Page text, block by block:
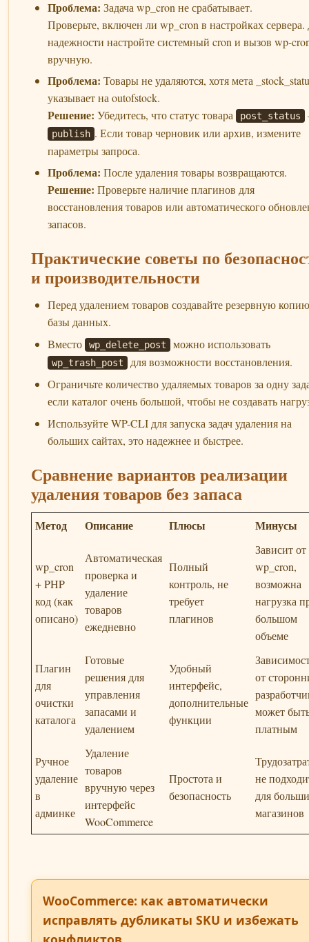
Проблема: Задача wp_cron не срабатывает.
Проверьте, включен ли wp_cron в настройках сервера.
надежности настройте системный cron и вызов wp-
вручную.
Проблема: Товары не удаляются, хотя мета
указывает на outofstock.
Решение: Убедитесь, что статус товара post_status
publish . Если товар черновик или архив, измените
параметры запроса.
Проблема: После удаления товары возвращаются.
Решение: Проверьте наличие плагинов для
восстановления товаров или автоматического
запасов.
Практические советы по
и производительности
Перед удалением товаров создавайте резервную копию
базы данных.
Вместо
wp_delete_post можно использовать
wp_trash_post для возможности восстановления.
Ограничьте количество удаляемых товаров за одну
если каталог очень большой, чтобы не создавать
Используйте WP-CLI для запуска задач удаления на
больших сайтах, это надежнее и быстрее.
Сравнение вариантов реализации
удаления товаров без запаса
Метод Описание Плюсы Минусы
wp_cron
+ PHP
код (как
описано)
Автоматическая
проверка и
удаление
товаров
ежедневно
Полный
контроль, не
требует
плагинов
Зависит от
wp_cron,
возможна
нагрузка
большом
объеме
Плагин
для
очистки
каталога
Готовые
решения для
управления
запасами и
удалением
Удобный
интерфейс,
дополнительные
функции
от
может
платным
Ручное
удаление
в
админке
Удаление
товаров
вручную через
интерфейс
WooCommerce
Простота и
безопасность
не
для
магазинов
WooCommerce: как автоматически
исправлять дубликаты SKU и избежать